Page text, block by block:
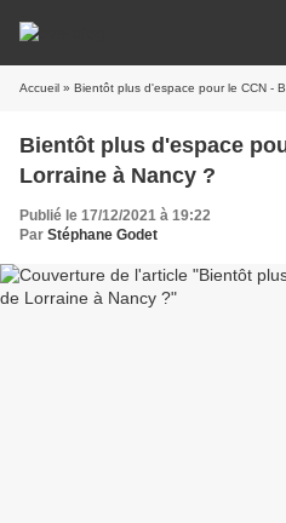
Accueil » Bientôt plus d'espace pour le CCN -
Bientôt plus d'espace
Lorraine à Nancy ?
Publié le 17/12/2021 à 19:22
Par Stéphane Godet